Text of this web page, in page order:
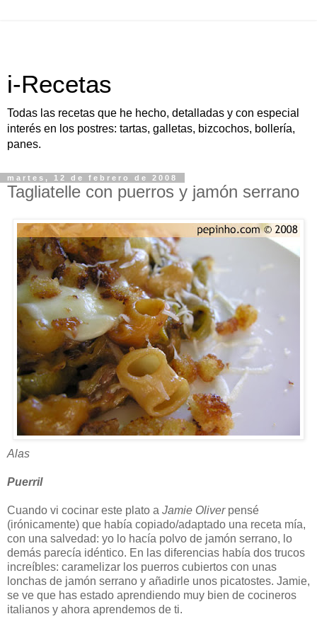
i-Recetas
Todas las recetas que he hecho, detalladas y con especial
interés en los postres: tartas, galletas, bizcochos, bollería,
panes.
martes, 12 de febrero de 2008
Tagliatelle con puerros y jamón serrano
Alas
Puerril
Cuando vi cocinar este plato a Jamie Oliverpensé
(irónicamente) que había copiado/adaptado una receta mía,
con una salvedad: yo lo hacía polvo de jamón serrano, lo
demás parecía idéntico. En las diferencias había dos trucos
increíbles: caramelizar los puerros cubiertos con unas
lonchas de jamón serrano y añadirle unos picatostes. Jamie,
se ve que has estado aprendiendo muy bien de cocineros
italianos y ahora aprendemos de ti.